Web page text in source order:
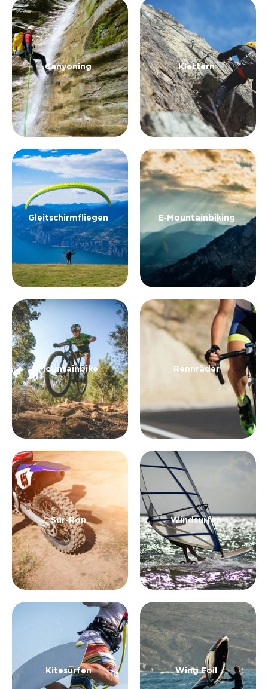
Mountainbikein hohem Tempo über unglaubliche
Panoramastrecken dahingleiten.
Das ist die große Welt des Bikens am Gardasee,
die in der Lage ist, jeden und alles auf jedem
Niveau mit einzubeziehen, durch Raderlebnisse
auf Radwegen inmitten der Natur, geführte
Radtouren durch die Hügel und auf historischen
Pfaden, bis hin zu Bergstrecken für die "Rocker".
Canyoning Klettern
Gleitschirmfliegen E-Mountainbiking
Mountainbike Rennräder
Sur-Ron Windsurfen
Kitesurfen Wing Foil